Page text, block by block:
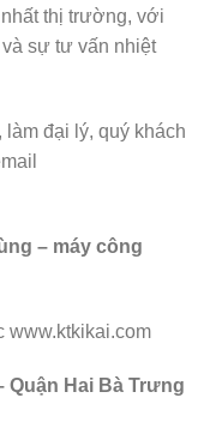
thị trường, với
sự tư vấn nhiệt
đại lý, quý khách
– máy công
www.ktkikai.com
Quận Hai Bà Trưng